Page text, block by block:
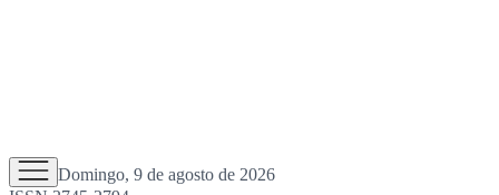
Domingo, 9 de agosto de 2026